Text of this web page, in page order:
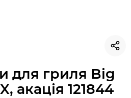
для гриля Big
акація 121844